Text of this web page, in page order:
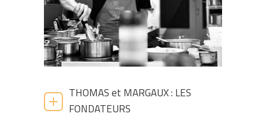
THOMAS et MARGAUX : LES
FONDATEURS